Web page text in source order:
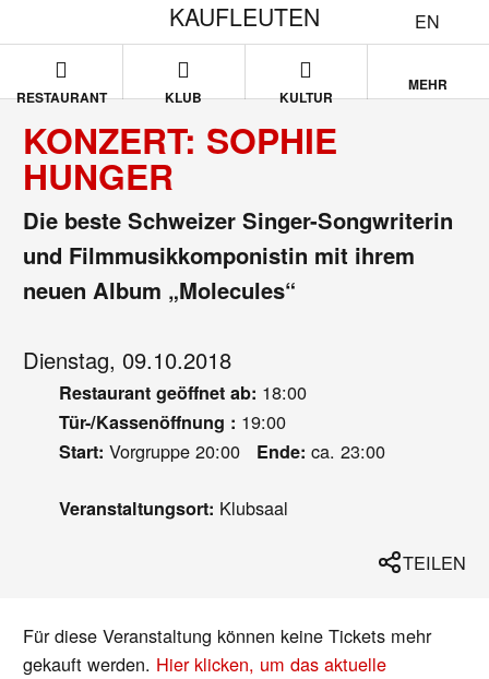
EN
KAUFLEUTEN
RESTAURANT KLUB KULTUR
MEHR
KONZERT: SOPHIE
HUNGER
Die beste Schweizer Singer-Songwriterin
und Filmmusikkomponistin mit ihrem
neuen Album „Molecules“
Dienstag, 09.10.2018
Restaurant geöffnet ab: 18:00
Tür-/Kassenöffnung : 19:00
Start: Vorgruppe 20:00 Ende: ca. 23:00
Veranstaltungsort: Klubsaal
TEILEN
Für diese Veranstaltung können keine Tickets mehr
gekauft werden. Hier klicken, um das aktuelle